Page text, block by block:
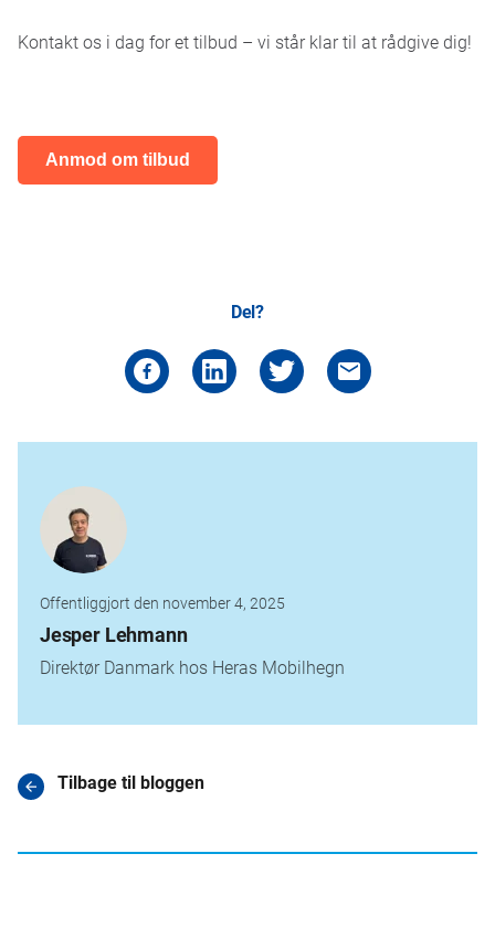
Kontakt os i dag for et tilbud – vi står klar til at rådgive dig!
Anmod om tilbud
Del?
Offentliggjort den november 4, 2025
Jesper Lehmann
Direktør Danmark hos Heras Mobilhegn
Tilbage til bloggen